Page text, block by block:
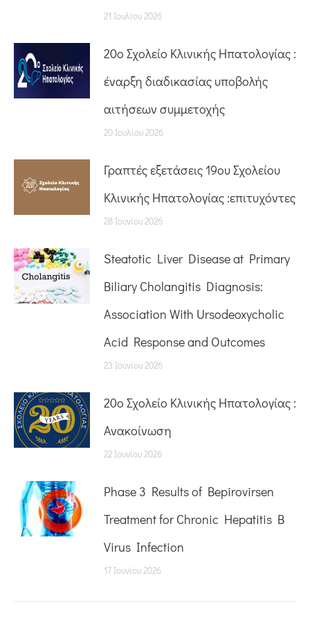
21 Ιουλίου 2026
20o Σχολείο Κλινικής Ηπατολογίας :
έναρξη διαδικασίας υποβολής
αιτήσεων συμμετοχής
20 Ιουλίου 2026
Γραπτές εξετάσεις 19ου Σχολείου
Κλινικής Ηπατολογίας :επιτυχόντες
28 Ιουνίου 2026
Steatotic Liver Disease at Primary
Biliary Cholangitis Diagnosis:
Association With Ursodeoxycholic
Acid Response and Outcomes
23 Ιουνίου 2026
20o Σχολείο Κλινικής Ηπατολογίας :
Ανακοίνωση
22 Ιουνίου 2026
Phase 3 Results of Bepirovirsen
Treatment for Chronic Hepatitis B
Virus Infection
17 Ιουνίου 2026